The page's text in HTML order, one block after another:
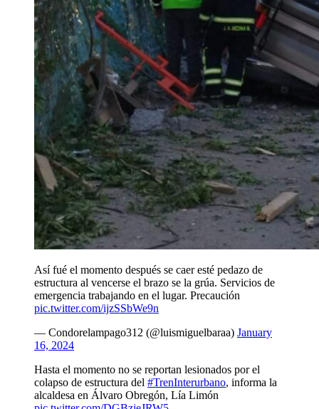
Así fué el momento después se caer esté pedazo de
estructura al vencerse el brazo se la grúa. Servicios de
emergencia trabajando en el lugar. Precaución
pic.twitter.com/ijzSSbWe9n
— Condorelampago312 (@luismiguelbaraa) January
16, 2024
Hasta el momento no se reportan lesionados por el
colapso de estructura del #TrenInterurbano, informa la
alcaldesa en Álvaro Obregón, Lía Limón